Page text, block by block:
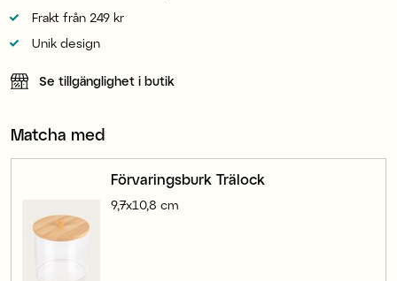
Frakt från 249 kr
Unik design
Se tillgänglighet i butik
Matcha med
Förvaringsburk Trälock
9,7x10,8 cm